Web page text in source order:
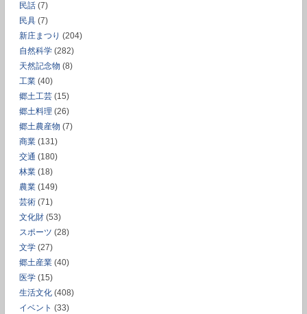
民話 (7)
民具 (7)
新庄まつり (204)
自然科学 (282)
天然記念物 (8)
工業 (40)
郷土工芸 (15)
郷土料理 (26)
郷土農産物 (7)
商業 (131)
交通 (180)
林業 (18)
農業 (149)
芸術 (71)
文化財 (53)
スポーツ (28)
文学 (27)
郷土産業 (40)
医学 (15)
生活文化 (408)
イベント (33)